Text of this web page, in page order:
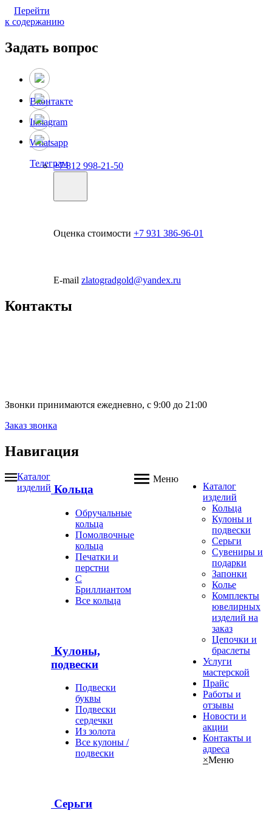
Перейти
к содержанию
Задать вопрос
Вконтакте
Instagram
Whatsapp
Телеграм+7 812 998-21-50
Оценка стоимости +7 931 386-96-01
E-mail zlatogradgold@yandex.ru
Контакты
Звонки принимаются ежедневно, с 9:00 до 21:00
Заказ звонка
Навигация
Каталог
изделий Кольца
Обручальные
кольца
Помолвочные
кольца
Печатки и
перстни
С
Бриллиантом
Все кольца
Кулоны,
подвески
Подвески
буквы
Подвески
сердечки
Из золота
Все кулоны /
подвески
Серьги
Меню
Каталог
изделий
Кольца
Кулоны и
подвески
Серьги
Сувениры и
подарки
Запонки
Колье
Комплекты
ювелирных
изделий на
заказ
Цепочки и
браслеты
Услуги
мастерской
Прайс
Работы и
отзывы
Новости и
акции
Контакты и
адреса
×Меню